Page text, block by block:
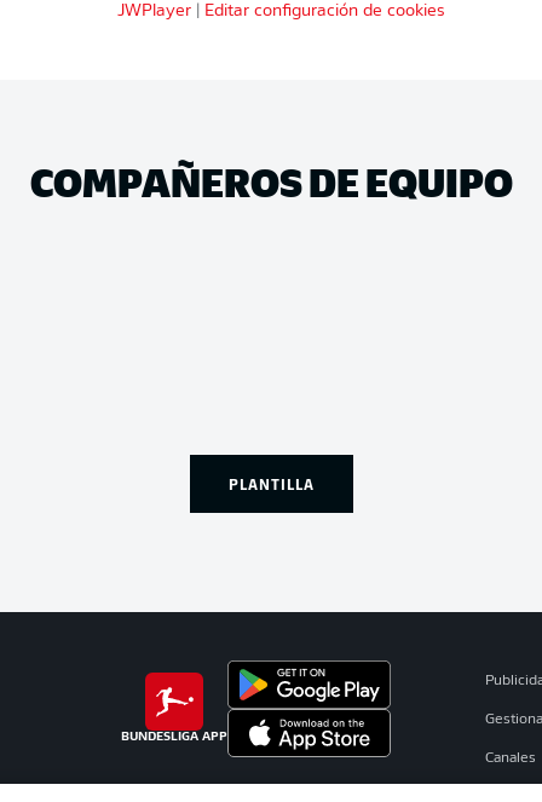
JWPlayer| Editar configuración de cookies
COMPAÑEROS DE EQUIPO
PLANTILLA
BUNDESLIGA APP
Canales